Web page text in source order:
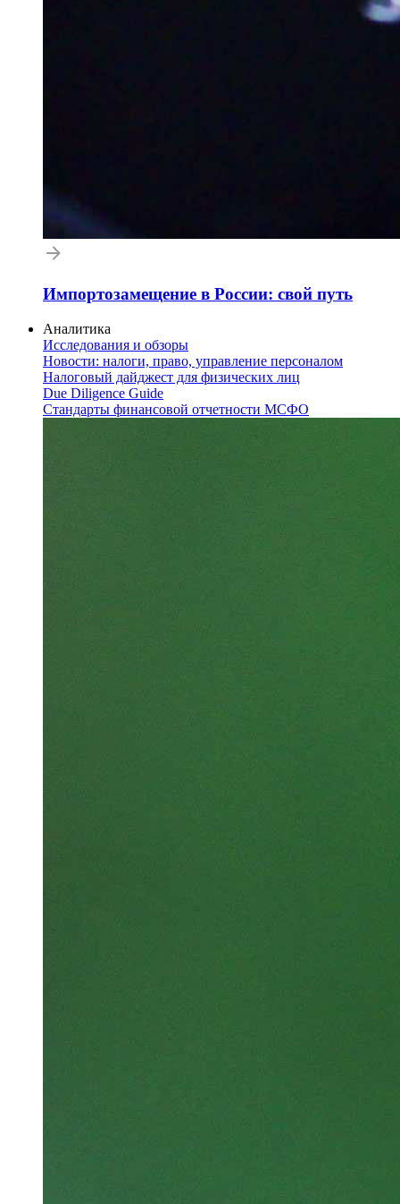
Импортозамещение в России: свой путь
Аналитика
Исследования и обзоры
Новости: налоги, право, управление персоналом
Налоговый дайджест для физических лиц
Due Diligence Guide
Стандарты финансовой отчетности МСФО